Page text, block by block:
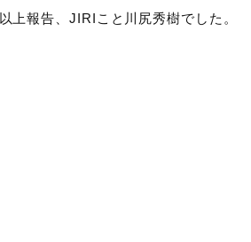
以上報告、JIRIこと川尻秀樹でした。